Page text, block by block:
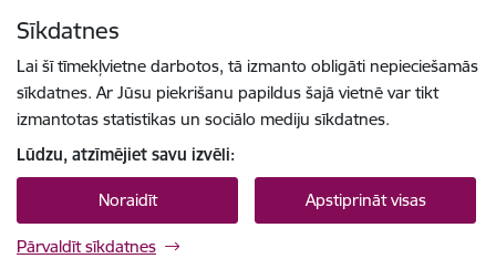
Sīkdatnes
Lai šī tīmekļvietne darbotos, tā izmanto obligāti nepieciešamās
sīkdatnes. Ar Jūsu piekrišanu papildus šajā vietnē var tikt
izmantotas statistikas un sociālo mediju sīkdatnes.
Lūdzu, atzīmējiet savu izvēli:
Noraidīt Apstiprināt visas
Pārvaldīt sīkdatnes